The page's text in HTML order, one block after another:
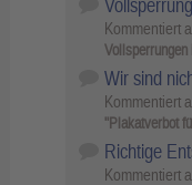
Kommentiert
Vollsperrungen
Wir sind
Kommentiert
"Plakatverbot
Richtige
Kommentiert